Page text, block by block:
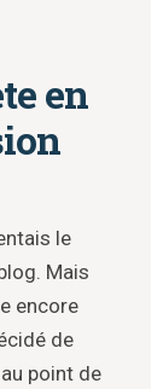
en
le
Mais
encore
de
point de